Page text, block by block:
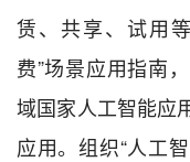
赁、共享、试用
费”场景应用指南
域国家人工智能应
应用。组织“人工